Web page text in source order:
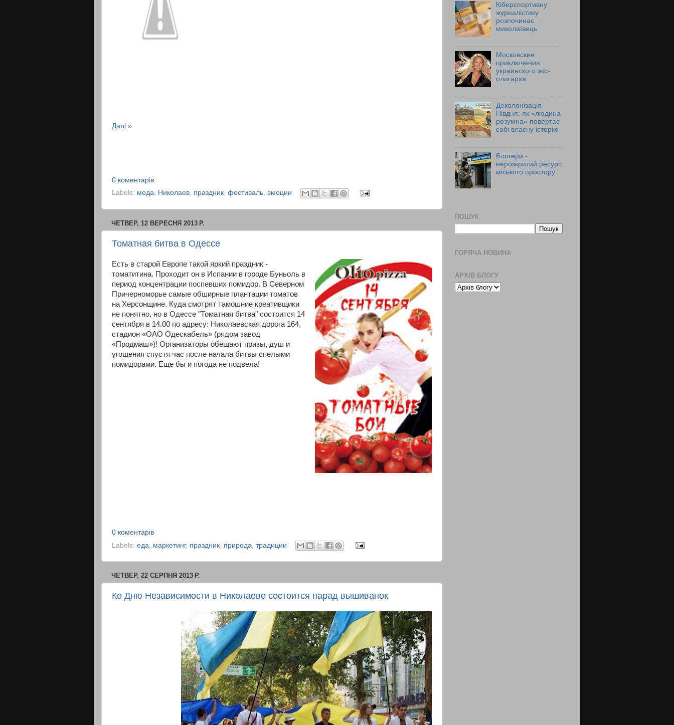
Далі »
0 коментарів
Labels: мода, Николаев, праздник, фестиваль, эмоции
ЧЕТВЕР, 12 ВЕРЕСНЯ 2013 Р.
Томатная битва в Одессе
Есть в старой Европе такой яркий праздник -
томатитина. Проходит он в Испании в городе Буньоль в
период концентрации поспевших помидор. В Северном
Причерноморье самые обширные плантации томатов
на Херсонщине. Куда смотрят тамошние креативщики
не понятно, но в Одессе "Томатная битва" состоится 14
сентября в 14.00 по адресу: Николаевская дорога 164,
стадион «ОАО Одескабель» (рядом завод
«Продмаш»)! Организаторы обещают призы, душ и
угощения спустя час после начала битвы спелыми
помидорами. Еще бы и погода не подвела!
0 коментарів
Labels: еда маркетинг, праздник природа традиции
ЧЕТВЕР, 22 СЕРПНЯ 2013 Р.
Ко Дню Независимости в Николаеве состоится парад вышиванок
Кіберспортивну
журналістику
розпочинає
миколаївець
Московские
приключения
украинского экс-
олигарха
Деколонізація
Півдня: як «людина
розумна» повертає
собі власну історію
Блогери -
нерозкритий ресурс
міського простору
ПОШУК
ГОРЯЧА НОВИНА
АРХІВ БЛОГУ